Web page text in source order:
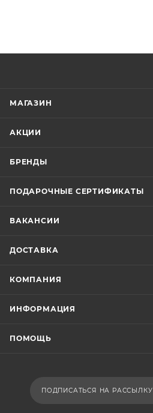
МАГАЗИН
АКЦИИ
БРЕНДЫ
ПОДАРОЧНЫЕ СЕРТИФИКАТЫ
ВАКАНСИИ
ДОСТАВКА
КОМПАНИЯ
ИНФОРМАЦИЯ
ПОМОЩЬ
ПОДПИСАТЬСЯ НА РАССЫЛКУ